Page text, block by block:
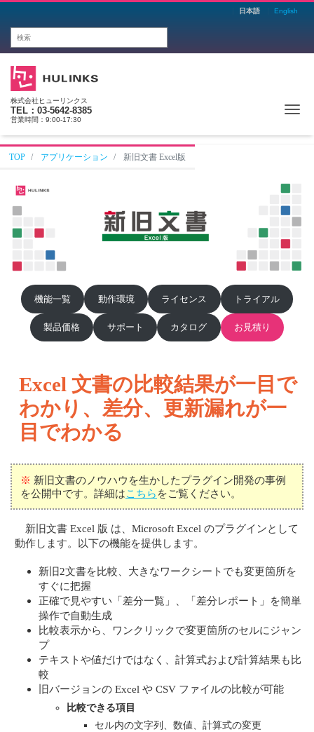
日本語 English
株式会社ヒューリンクス
TEL：03-5642-8385
営業時間：9:00-17:30
TOP アプリケーション 新旧文書 Excel版
機能一覧 動作環境 ライセンス トライアル
製品価格 サポート カタログ お見積り
Excel 文書の比較結果が一目で
わかり、差分、更新漏れが一
目でわかる
※ 新旧文書のノウハウを生かしたプラグイン開発の事例
を公開中です。詳細はこちら をご覧ください。
新旧文書 Excel 版 は、Microsoft Excel のプラグインとして
動作します。以下の機能を提供します。
新旧2文書を比較、大きなワークシートでも変更箇所を
すぐに把握
正確で見やすい「差分一覧」、「差分レポート」を簡単
操作で自動生成
比較表示から、ワンクリックで変更箇所のセルにジャン
プ
テキストや値だけではなく、計算式および計算結果も比
較
旧バージョンの Excel や CSV ファイルの比較が可能
比較できる項目
セル内の文字列、数値、計算式の変更